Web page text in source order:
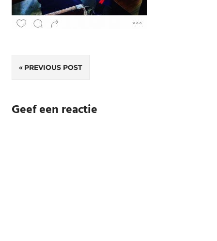
Bericht
navigatie
PREVIOUS POST
Geef een reactie